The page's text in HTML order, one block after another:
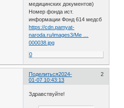
медицинских документов)
Номер фонда ист.
информации Фонд 614 медсб
https://cdn.pamyat-
naroda.ru/images3/Me …
000038.jpg
0
Поделиться 2
2024-
01-07 10:43:13
Здравствуйте!